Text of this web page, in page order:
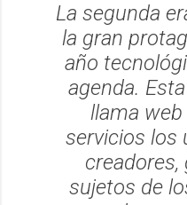
La segunda
la gran
año
agenda.
llama
servicios los
creadores,
sujetos de